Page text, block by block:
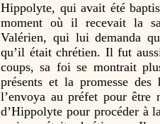
Hippolyte, qui avait été
moment où il recevait la
Valérien, qui lui demanda
qu’il était chrétien. Il fut
coups, sa foi se montrait
présents et la promesse
l’envoya au préfet pour être
d’Hippolyte pour procéder à